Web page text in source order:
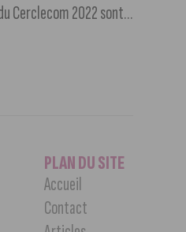
Cerclecom 2022 sont…
PLAN DU SITE
Accueil
Contact